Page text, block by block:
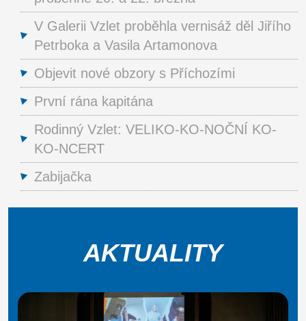
V Galerii Vzlet proběhla vernisáž děl Jiřího
Petrboka a Vasila Artamonova
Objevit nové obzory s Příchozími
První rána kapitána
Rodinný Vzlet: VELIKO-KO-NOČNÍ KO-
KO-NCERT
Zabijačka
AKTUALITY